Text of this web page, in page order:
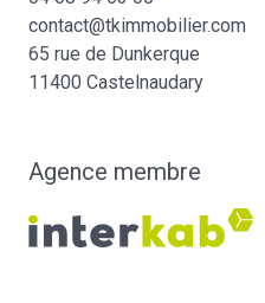
contact@tkimmobilier.com
65 rue de Dunkerque
11400 Castelnaudary
Agence membre